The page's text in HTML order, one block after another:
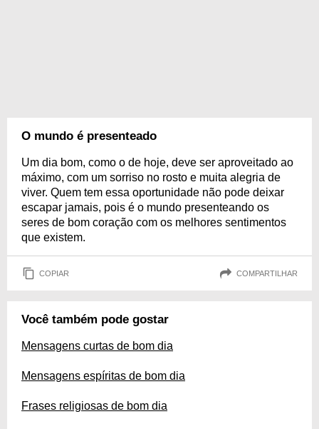
O mundo é presenteado
Um dia bom, como o de hoje, deve ser aproveitado ao
máximo, com um sorriso no rosto e muita alegria de
viver. Quem tem essa oportunidade não pode deixar
escapar jamais, pois é o mundo presenteando os
seres de bom coração com os melhores sentimentos
que existem.
COPIAR COMPARTILHAR
Você também pode gostar
Mensagens curtas de bom dia
Mensagens espíritas de bom dia
Frases religiosas de bom dia